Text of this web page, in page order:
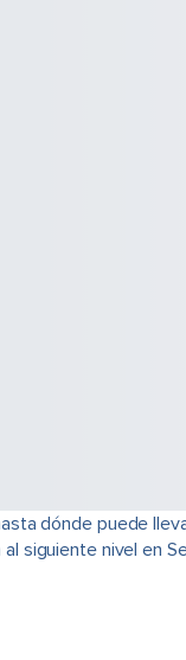
dónde puede
siguiente nivel en